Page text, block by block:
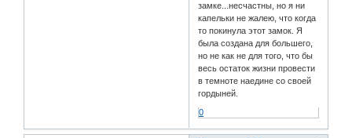
замке...несчастны, но я ни
капельки не жалею, что когда
то покинула этот замок. Я
была создана для большего,
но не как не для того, что бы
весь остаток жизни провести
в темноте наедине со своей
гордыней.
0